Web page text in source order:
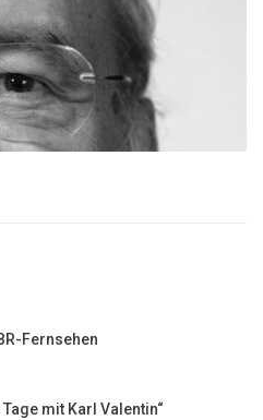
Fernsehen
mit Karl Valentin“